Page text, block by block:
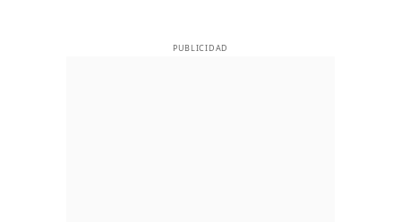
PUBLICIDAD